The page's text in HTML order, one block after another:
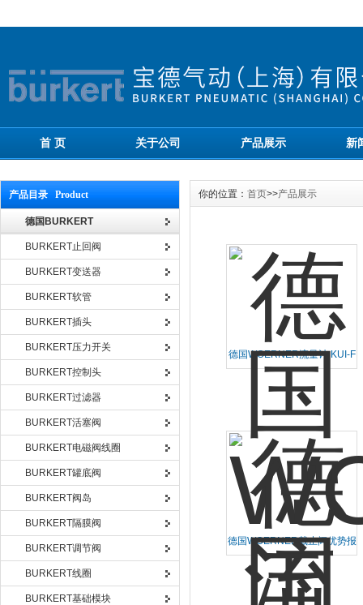
首 页 关于公司 产品展示 新
产品目录 Product
德国BURKERT
BURKERT止回阀
BURKERT变送器
BURKERT软管
BURKERT插头
BURKERT压力开关
BURKERT控制头
BURKERT过滤器
BURKERT活塞阀
BURKERT电磁阀线圈
BURKERT罐底阀
BURKERT阀岛
BURKERT隔膜阀
BURKERT调节阀
BURKERT线圈
BURKERT基础模块
你的位置： 首页>>产品展示
德国WOERNER流量计 KUI-F
源头采购物超所值
德国WOERNER截止阀优势报
价福利多销